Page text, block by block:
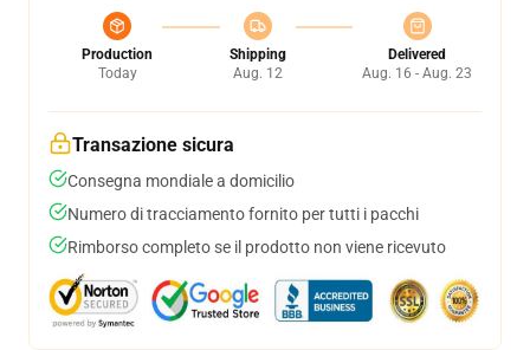
Production
Today
Shipping
Aug. 12
Delivered
Aug. 16 - Aug. 23
Transazione sicura
Consegna mondiale a domicilio
Numero di tracciamento fornito per tutti i pacchi
Rimborso completo se il prodotto non viene ricevuto